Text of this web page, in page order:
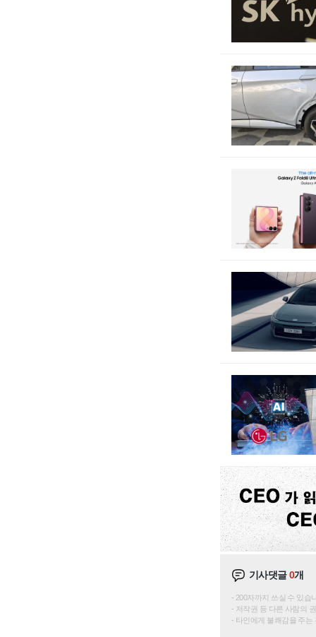
기사댓글0개
200자까지 쓰실 수 있습
저작권 등 다른 사람의
타인에게 불쾌감을 주는